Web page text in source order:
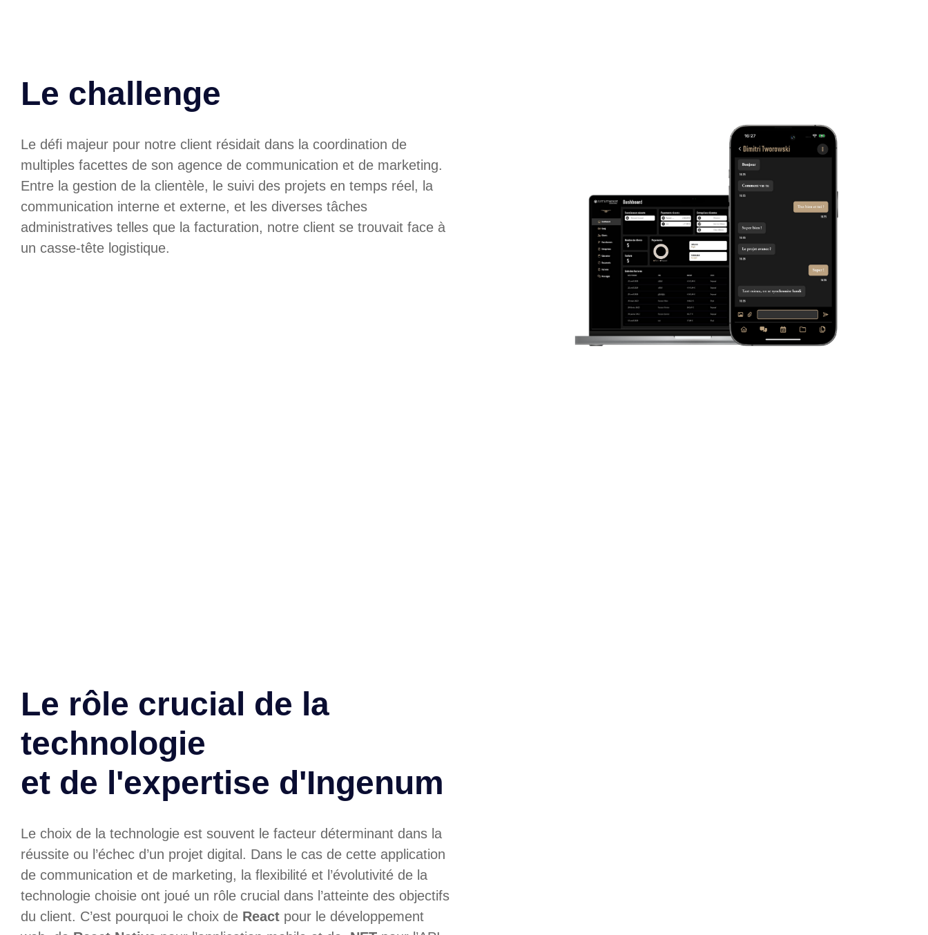
Le challenge
Le défi majeur pour notre client résidait dans la coordination de
multiples facettes de son agence de communication et de marketing.
Entre la gestion de la clientèle, le suivi des projets en temps réel, la
communication interne et externe, et les diverses tâches
administratives telles que la facturation, notre client se trouvait face à
un casse-tête logistique.
Le rôle crucial de la
technologie
et de l'expertise d'Ingenum
Le choix de la technologie est souvent le facteur déterminant dans la
réussite ou l’échec d’un projet digital. Dans le cas de cette application
de communication et de marketing, la flexibilité et l’évolutivité de la
technologie choisie ont joué un rôle crucial dans l’atteinte des objectifs
du client. C’est pourquoi le choix de React pour le développement